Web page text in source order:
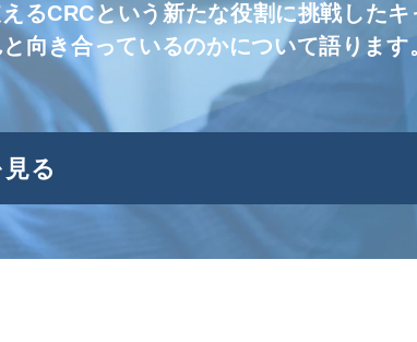
るCRCという新たな役割に挑戦したキ
向き合っているのかについて語ります
る